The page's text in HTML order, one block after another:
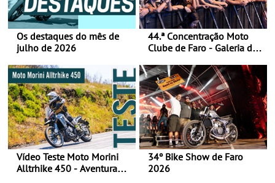
Os destaques do mês de
julho de 2026
44.ª Concentração Moto
Clube de Faro - Galeria de
Vídeo Teste Moto Morini
Alltrhike 450 - Aventura
34º Bike Show de Faro
2026